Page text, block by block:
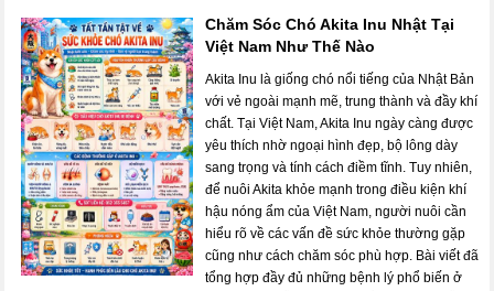
Chăm Sóc Chó Akita Inu Nhật Tại
Việt Nam Như Thế Nào
Akita Inu là giống chó nổi tiếng của Nhật Bản
với vẻ ngoài mạnh mẽ, trung thành và đầy khí
chất. Tại Việt Nam, Akita Inu ngày càng được
yêu thích nhờ ngoại hình đẹp, bộ lông dày
sang trọng và tính cách điềm tĩnh. Tuy nhiên,
để nuôi Akita khỏe mạnh trong điều kiện khí
hậu nóng ẩm của Việt Nam, người nuôi cần
hiểu rõ về các vấn đề sức khỏe thường gặp
cũng như cách chăm sóc phù hợp. Bài viết đã
tổng hợp đầy đủ những bệnh lý phổ biến ở